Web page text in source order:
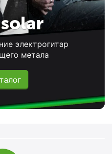
электрогитар
метала